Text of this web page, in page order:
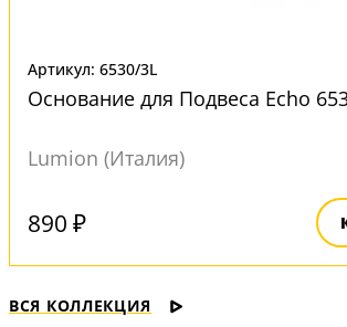
Артикул: 6530/3L
Основание для Подвеса Echo
Lumion (Италия)
890 ₽
ВСЯ КОЛЛЕКЦИЯ